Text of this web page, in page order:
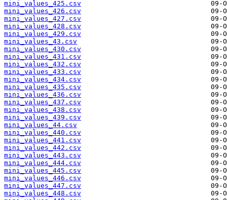
mini_values_425.csv
mini_values_426.csv
mini_values_427.csv
mini_values_428.csv
mini_values_429.csv
mini_values_43.csv
mini_values_430.csv
mini_values_431.csv
mini_values_432.csv
mini_values_433.csv
mini_values_434.csv
mini_values_435.csv
mini_values_436.csv
mini_values_437.csv
mini_values_438.csv
mini_values_439.csv
mini_values_44.csv
mini_values_440.csv
mini_values_441.csv
mini_values_442.csv
mini_values_443.csv
mini_values_444.csv
mini_values_445.csv
mini_values_446.csv
mini_values_447.csv
mini_values_448.csv